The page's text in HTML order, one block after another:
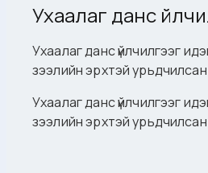
Ухаалаг данс
Ухаалаг данс үйлчилгээг
зээлийн эрхтэй
Ухаалаг данс үйлчилгээг
зээлийн эрхтэй